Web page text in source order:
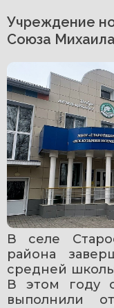
Учреждение
Союза
В селе
района
средней
В этом году
выполнили